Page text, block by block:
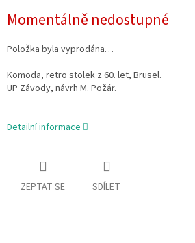
cena:
Momentálně nedostupné
Položka byla vyprodána…
Komoda, retro stolek z 60. let, Brusel.
UP Závody, návrh M. Požár.
Detailní informace
ZEPTAT SE SDÍLET